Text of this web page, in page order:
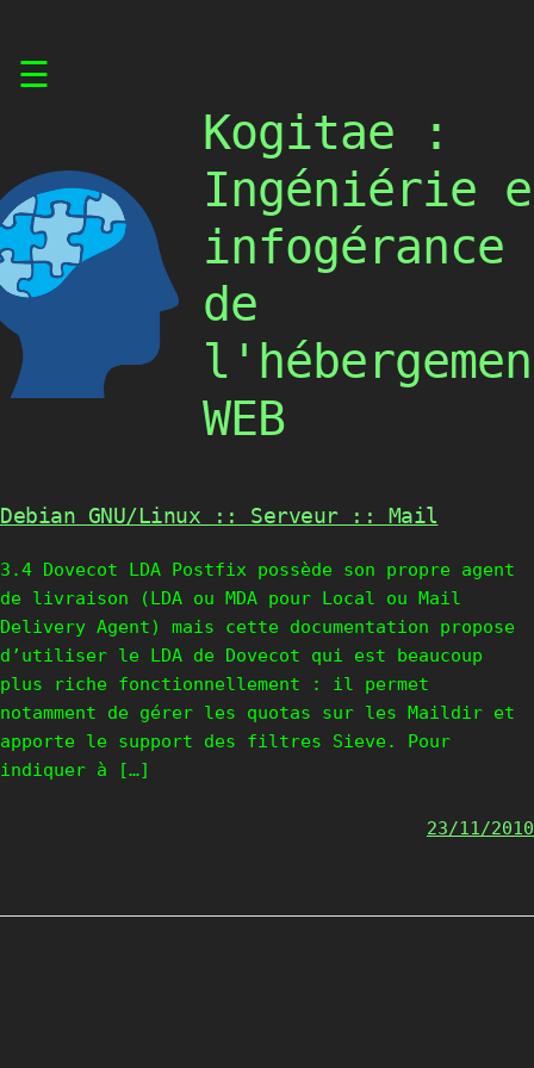
☰
Kogitae :
Ingéniérie
infogérance
de
WEB
Debian GNU/Linux :: Serveur :: Mail
3.4 Dovecot LDA Postfix possède son propre agent
de livraison (LDA ou MDA pour Local ou Mail
Delivery Agent) mais cette documentation propose
d’utiliser le LDA de Dovecot qui est beaucoup
plus riche fonctionnellement : il permet
notamment de gérer les quotas sur les Maildir et
apporte le support des filtres Sieve. Pour
indiquer à […]
23/11/2010